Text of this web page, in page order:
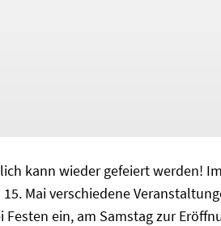
kann wieder gefeiert werden!
15. Mai verschiedene
Festen ein, am Samstag zur